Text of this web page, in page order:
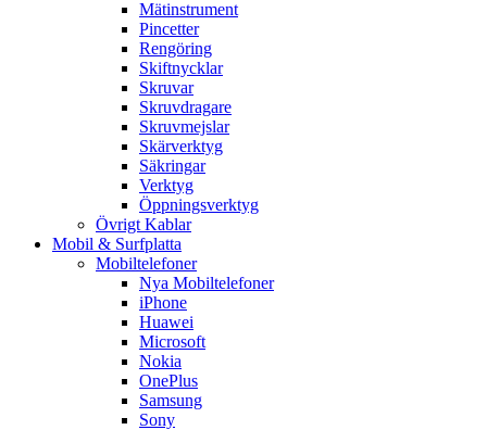
Mätinstrument
Pincetter
Rengöring
Skiftnycklar
Skruvar
Skruvdragare
Skruvmejslar
Skärverktyg
Säkringar
Verktyg
Öppningsverktyg
Övrigt Kablar
Mobil & Surfplatta
Mobiltelefoner
Nya Mobiltelefoner
iPhone
Huawei
Microsoft
Nokia
OnePlus
Samsung
Sony